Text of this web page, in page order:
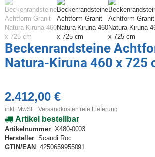
Beckenrandsteine
Natura-Kiruna 460 x 725
2.412,00 €
inkl. MwSt. , Versandkostenfreie Lieferung
Artikel bestellbar
Artikelnummer: X480-0003
Hersteller: Scandi Roc
GTIN/EAN : 4250659955091